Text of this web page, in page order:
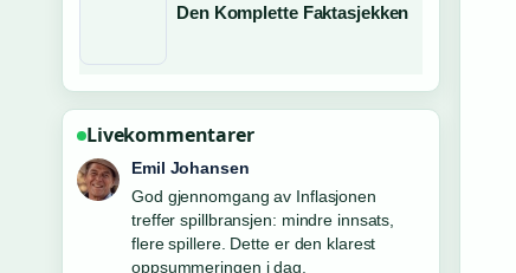
Den Komplette Faktasjekken
Livekommentarer
Andreas Dahl
Folgjer Betsson-aksjen stiger etter sterk
kvartalsrapport – analytikerne... tett –
setter pris pa den balanserte tonen her.